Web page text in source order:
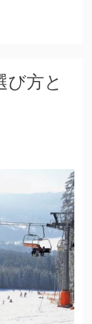
方と